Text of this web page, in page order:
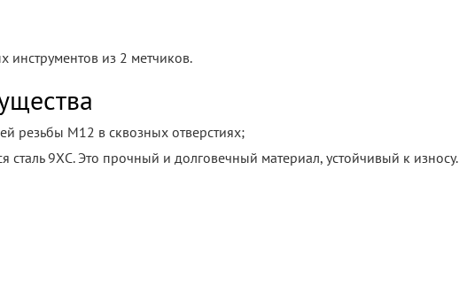
из 2 метчиков.
резьбы М12 в сквозных отверстиях;
сталь 9ХС. Это прочный и долговечный материал, устойчивый к износу.